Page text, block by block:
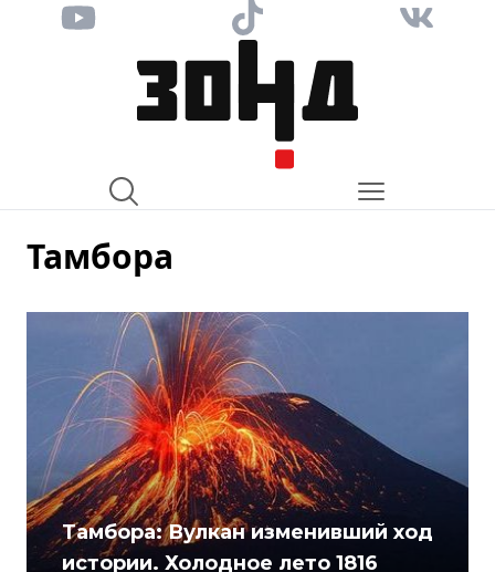
Тамбора
Тамбора: Вулкан изменивший ход
истории. Холодное лето 1816